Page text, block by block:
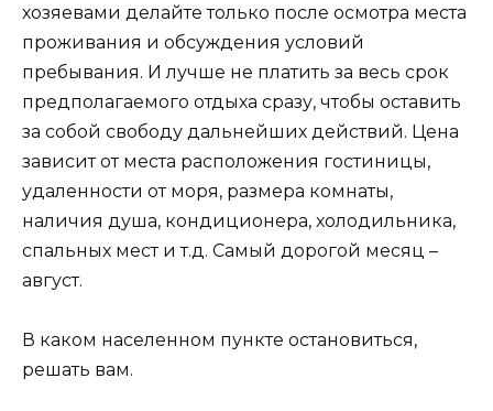
хозяевами делайте только после осмотра места
проживания и обсуждения условий
пребывания. И лучше не платить за весь срок
предполагаемого отдыха сразу, чтобы оставить
за собой свободу дальнейших действий. Цена
зависит от места расположения гостиницы,
удаленности от моря, размера комнаты,
наличия душа, кондиционера, холодильника,
спальных мест и т.д. Самый дорогой месяц –
август.
В каком населенном пункте остановиться,
решать вам.